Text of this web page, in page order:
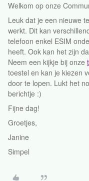
Welkom op onze
Leuk dat je een nieuwe
werkt. Dit kan
telefoon enkel ESIM
heeft. Ook kan het zijn
Neem een kijkje bij onze
toestel en kan je kiezen
door te lopen. Lukt het
berichtje :)
Fijne dag!
Groetjes,
Janine
Simpel